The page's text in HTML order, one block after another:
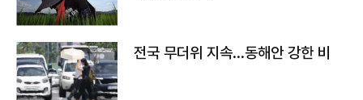
전국 무더위 지속…동해안 강한 비